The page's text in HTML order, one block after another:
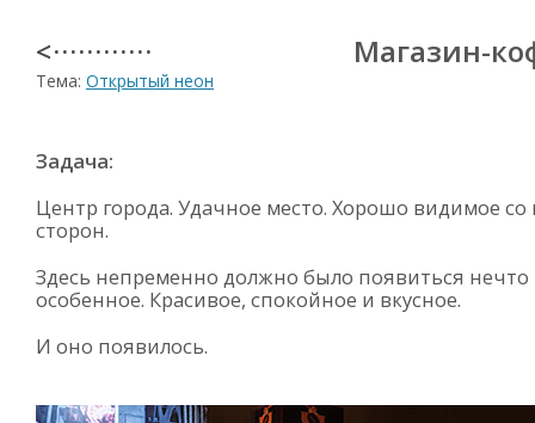
< · · · · · · · · · · · · Магазин-
Тема: Открытый неон
Задача:
Центр города. Удачное место. Хорошо видимое со
сторон.
Здесь непременно должно было появиться нечто
особенное. Красивое, спокойное и вкусное.
И оно появилось.